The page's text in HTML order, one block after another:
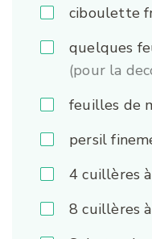
ciboulette
quelques
(pour la
feuilles de
persil
4 cuillères
8 cuillères